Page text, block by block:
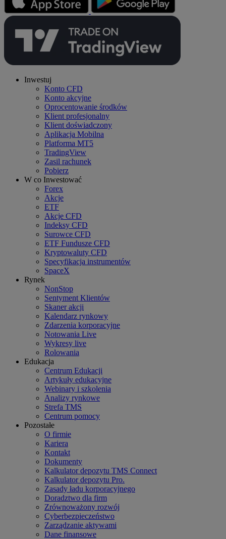
Inwestuj
Konto CFD
Konto akcyjne
Oprocentowanie środków
Klient profesjonalny
Klient doświadczony
Aplikacja Mobilna
Platforma MT5
TradingView
Zasil rachunek
Pobierz
W co Inwestować
Forex
Akcje
ETF
Akcje CFD
Indeksy CFD
Surowce CFD
ETF Fundusze CFD
Kryptowaluty CFD
Specyfikacja instrumentów
SpaceX
Rynek
NonStop
Sentyment Klientów
Skaner akcji
Kalendarz rynkowy
Zdarzenia korporacyjne
Notowania Live
Wykresy live
Rolowania
Edukacja
Centrum Edukacji
Artykuły edukacyjne
Webinary i szkolenia
Analizy rynkowe
Strefa TMS
Centrum pomocy
Pozostałe
O firmie
Kariera
Kontakt
Dokumenty
Kalkulator depozytu TMS Connect
Kalkulator depozytu Pro.
Zasady ładu korporacyjnego
Doradztwo dla firm
Zrównoważony rozwój
Cyberbezpieczeństwo
Zarządzanie aktywami
Dane finansowe